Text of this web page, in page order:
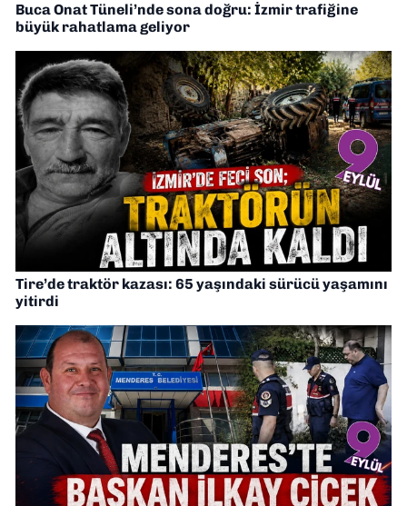
Buca Onat Tüneli’nde sona doğru: İzmir trafiğine
büyük rahatlama geliyor
Tire’de traktör kazası: 65 yaşındaki sürücü yaşamını
yitirdi